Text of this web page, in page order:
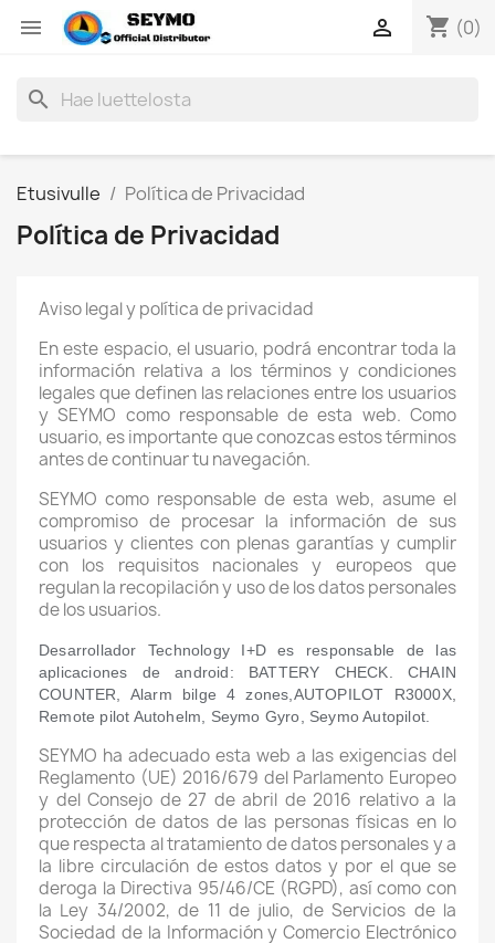
 shopping_cart (0)

search
Etusivulle Política de Privacidad
Política de Privacidad
Aviso legal y política de privacidad
En este espacio, el usuario, podrá encontrar toda la
información relativa a los términos y condiciones
legales que definen las relaciones entre los usuarios
y SEYMO como responsable de esta web. Como
usuario, es importante que conozcas estos términos
antes de continuar tu navegación.
SEYMO como responsable de esta web, asume el
compromiso de procesar la información de sus
usuarios y clientes con plenas garantías y cumplir
con los requisitos nacionales y europeos que
regulan la recopilación y uso de los datos personales
de los usuarios.
Desarrollador Technology I+D es responsable de las
aplicaciones de android: BATTERY CHECK. CHAIN
COUNTER, Alarm bilge 4 zones,AUTOPILOT R3000X,
Remote pilot Autohelm, Seymo Gyro, Seymo Autopilot.
SEYMO ha adecuado esta web a las exigencias del
Reglamento (UE) 2016/679 del Parlamento Europeo
y del Consejo de 27 de abril de 2016 relativo a la
protección de datos de las personas físicas en lo
que respecta al tratamiento de datos personales y a
la libre circulación de estos datos y por el que se
deroga la Directiva 95/46/CE (RGPD), así como con
la Ley 34/2002, de 11 de julio, de Servicios de la
Sociedad de la Información y Comercio Electrónico